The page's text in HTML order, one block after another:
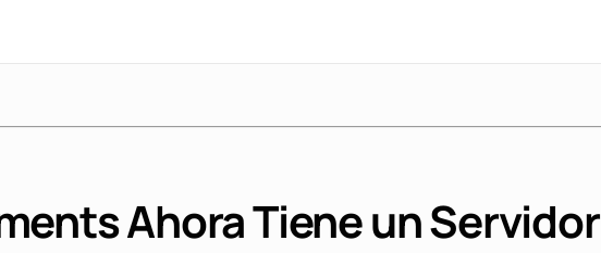
Ahora Tiene un Servidor